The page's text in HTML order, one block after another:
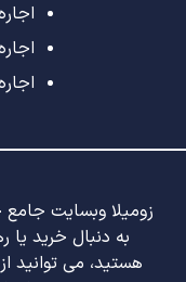
زومیلا وبسایت
به دنبال خرید یا
هستید، می توانید